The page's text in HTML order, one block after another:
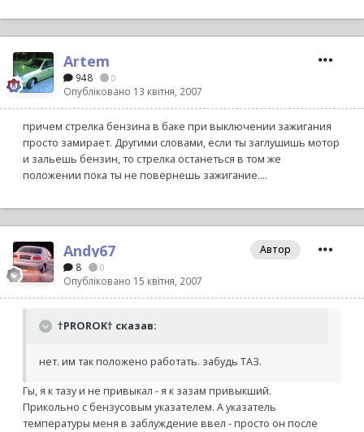
Artem
948 0
Опубліковано 13 квітня, 2007
причем стрелка бензина в баке при выключении зажигания
просто замирает. Другими словами, если ты заглушишь мотор
и зальешь бензин, то стрелка останеться в том же
положении пока ты не повернешь зажигание....
Andy67
8 0
Опубліковано 15 квітня, 2007
Автор
†PROROK† сказав:
нет. им так положено работать. забудь ТАЗ.
Гы, я к тазу и не привыкал - я к зазам привыкший.
Прикольно с бензусовым указателем. А указатель
температуры меня в заблуждение ввел - просто он после